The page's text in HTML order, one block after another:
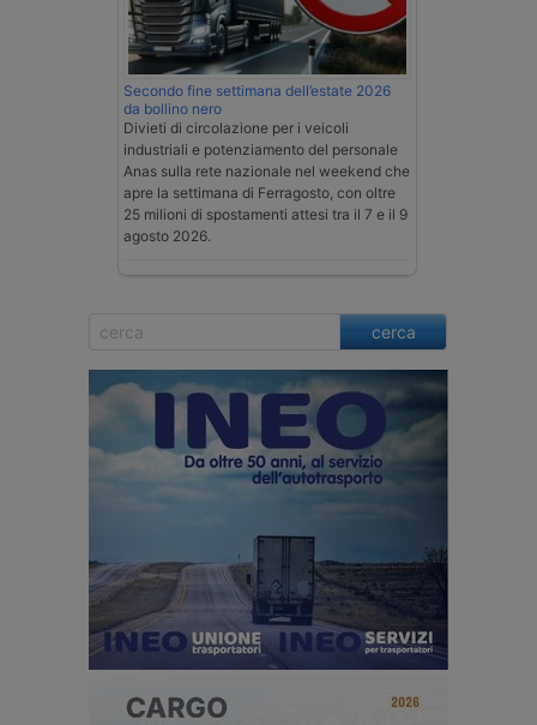
Secondo fine settimana dell’estate 2026
da bollino nero
Divieti di circolazione per i veicoli
industriali e potenziamento del personale
Anas sulla rete nazionale nel weekend che
apre la settimana di Ferragosto, con oltre
25 milioni di spostamenti attesi tra il 7 e il 9
agosto 2026.
cerca